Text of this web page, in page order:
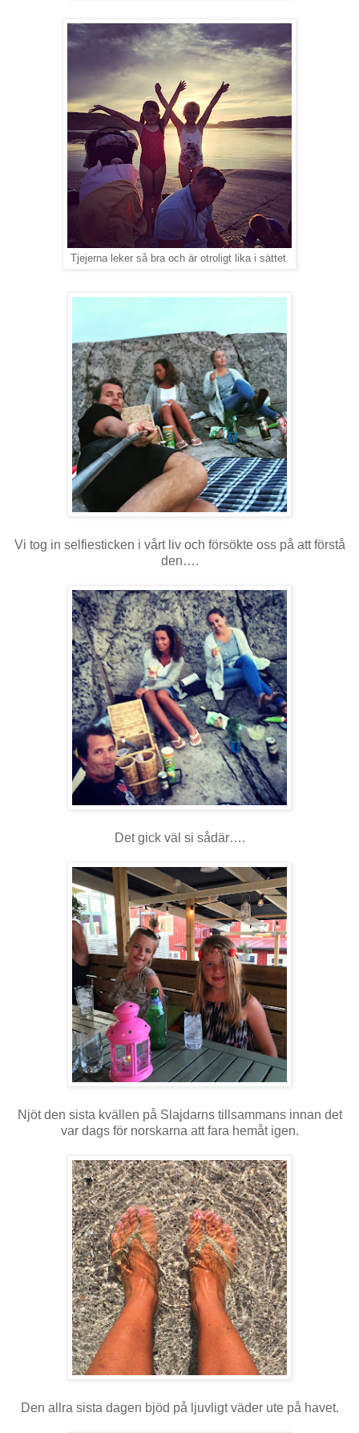
Tjejerna leker så bra och är otroligt lika i sättet
Vi tog in selfiesticken i vårt liv och försökte oss på att förstå
den….
Det gick väl si sådär….
Njöt den sista kvällen på Slajdarns tillsammans innan det
var dags för norskarna att fara hemåt igen.
Den allra sista dagen bjöd på ljuvligt väder ute på havet.